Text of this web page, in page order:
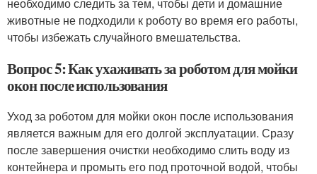
необходимо следить за тем, чтобы дети и домашние
животные не подходили к роботу во время его работы,
чтобы избежать случайного вмешательства.
Вопрос 5: Как ухаживать за роботом для мойки
окон после использования
Уход за роботом для мойки окон после использования
является важным для его долгой эксплуатации. Сразу
после завершения очистки необходимо слить воду из
контейнера и промыть его под проточной водой, чтобы